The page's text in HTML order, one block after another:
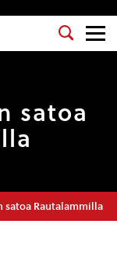
satoa
satoa Rautalammilla